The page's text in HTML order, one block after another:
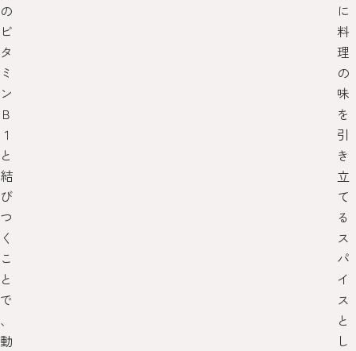
の
ビ
タ
ミ
ン
Ｂ
１
と
結
び
つ
く
こ
と
で
、
動
に
料
理
の
味
を
引
き
立
て
る
ス
パ
イ
ス
と
し